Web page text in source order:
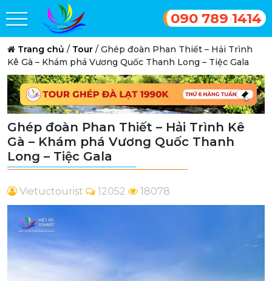
090 789 1414
Trang chủ / Tour / Ghép đoàn Phan Thiết – Hải Trình
Kê Gà – Khám phá Vương Quốc Thanh Long – Tiệc Gala
Ghép đoàn Phan Thiết – Hải Trình Kê
Gà – Khám phá Vương Quốc Thanh
Long – Tiệc Gala
Vietuctourist 12052 18078